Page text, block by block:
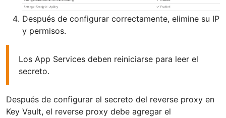
Después de configurar correctamente, elimine su IP
y permisos.
Los App Services deben reiniciarse para leer el
secreto.
Después de configurar el secreto del reverse proxy en
Key Vault, el reverse proxy debe agregar el